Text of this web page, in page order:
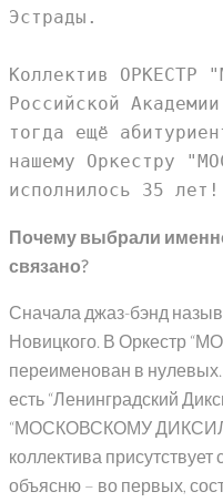
Эстрады.
Коллектив ОРКЕСТР
Российской
тогда ещё
нашему Оркестру
исполнилось 35 лет!
Почему выбрали
связано?
Сначала джаз-бэнд
Новицкого. В Оркестр
переименован в
есть “Ленинградский
“МОСКОВСКОМУ
коллектива присутствует
объясню – во первых,